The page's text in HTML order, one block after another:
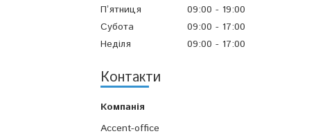
Пʼятниця
09:00
19:00
Субота
09:00
17:00
Неділя
09:00 17:00
Контакти
Accent-office